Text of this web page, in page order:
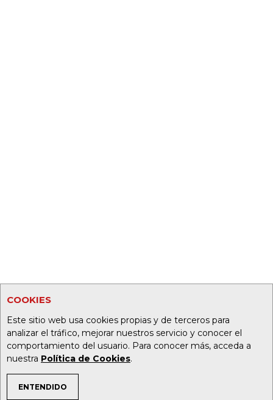
COOKIES
Este sitio web usa cookies propias y de terceros para
analizar el tráfico, mejorar nuestros servicio y conocer el
comportamiento del usuario. Para conocer más, acceda a
nuestra Política de Cookies.
ENTENDIDO
TEMAS DE INTERÉS